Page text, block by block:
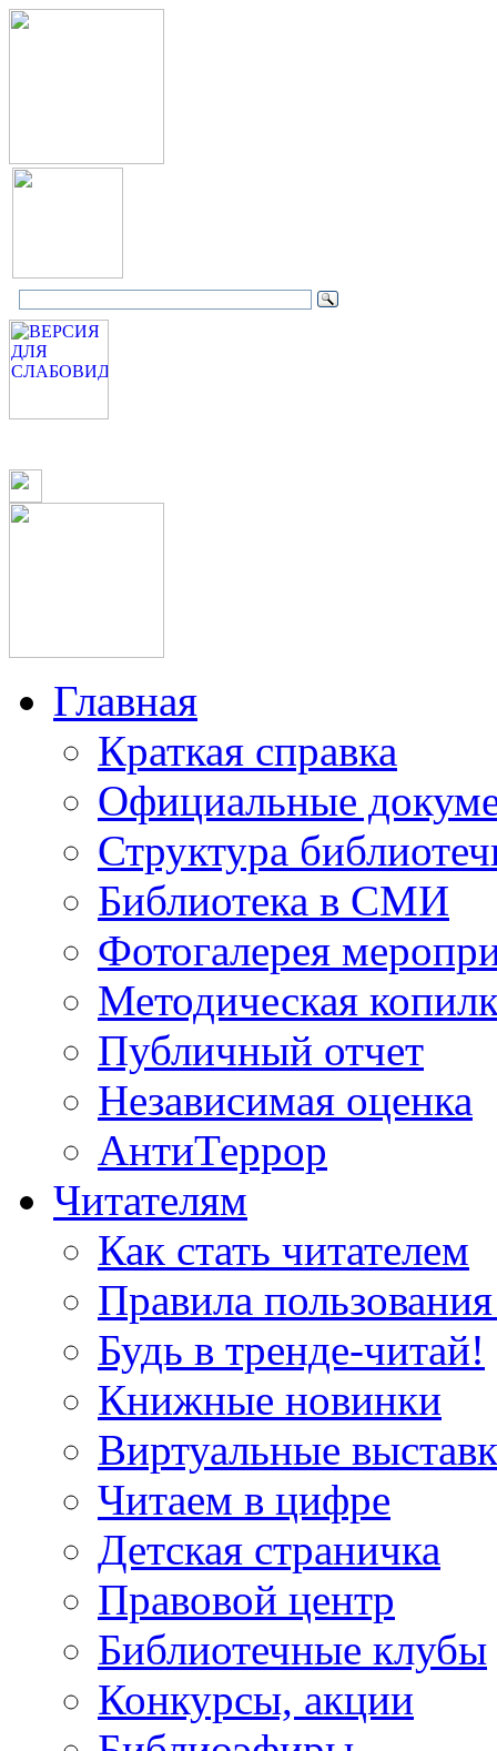
Главная
Краткая справка
Официальные
Структура
Библиотека в СМИ
Фотогалерея
Методическая
Публичный отчет
Независимая оценка
АнтиТеррор
Читателям
Как стать читателем
Правила
Будь в тренде-читай!
Книжные новинки
Виртуальные
Читаем в цифре
Детская страничка
Правовой центр
Библиотечные клубы
Конкурсы, акции